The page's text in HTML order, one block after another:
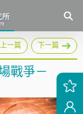
上一篇 下一篇
戰爭－